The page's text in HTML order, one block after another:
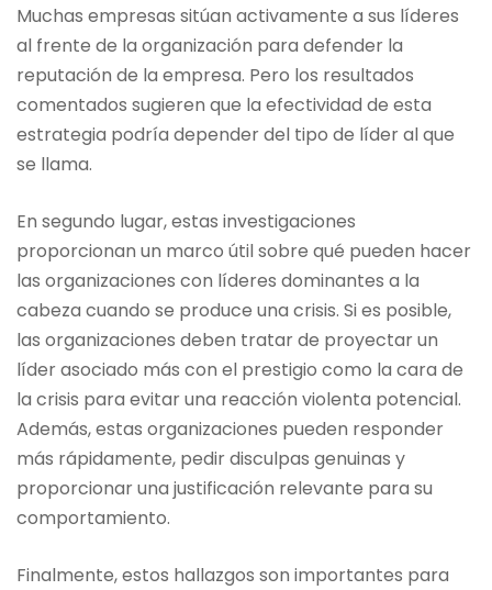
Muchas empresas sitúan activamente a sus líderes
al frente de la organización para defender la
reputación de la empresa. Pero los resultados
comentados sugieren que la efectividad de esta
estrategia podría depender del tipo de líder al que
se llama.
En segundo lugar, estas investigaciones
proporcionan un marco útil sobre qué pueden hacer
las organizaciones con líderes dominantes a la
cabeza cuando se produce una crisis. Si es posible,
las organizaciones deben tratar de proyectar un
líder asociado más con el prestigio como la cara de
la crisis para evitar una reacción violenta potencial.
Además, estas organizaciones pueden responder
más rápidamente, pedir disculpas genuinas y
proporcionar una justificación relevante para su
comportamiento.
Finalmente, estos hallazgos son importantes para